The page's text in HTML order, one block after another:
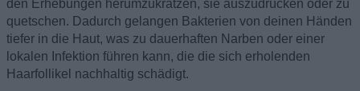
den Erhebungen herumzukratzen, sie auszudrücken oder zu
quetschen. Dadurch gelangen Bakterien von deinen Händen
tiefer in die Haut, was zu dauerhaften Narben oder einer
lokalen Infektion führen kann, die die sich erholenden
Haarfollikel nachhaltig schädigt.